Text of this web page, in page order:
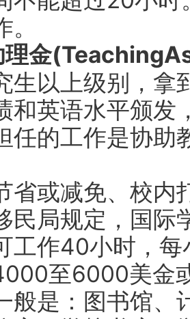
理金
生以上级别，拿
和英语水平颁发
任的工作是协助
省或减免、校内
民局规定，国际
工作40小时，
至6000美金
般是：图书馆、